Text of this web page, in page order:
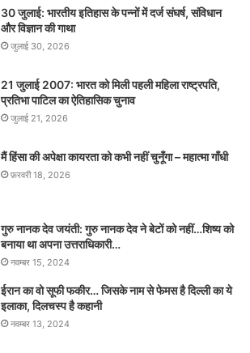
30 जुलाई: भारतीय इतिहास के पन्नों में दर्ज संघर्ष, संविधान
और विज्ञान की गाथा
जुलाई 30, 2026
21 जुलाई 2007: भारत को मिली पहली महिला राष्ट्रपति,
प्रतिभा पाटिल का ऐतिहासिक चुनाव
जुलाई 21, 2026
मैं हिंसा की अपेक्षा कायरता को कभी नहीं चुनूँगा – महात्मा गाँधी
फ़रवरी 18, 2026
गुरु नानक देव जयंती: गुरु नानक देव ने बेटों को नहीं…शिष्य को
बनाया था अपना उत्तराधिकारी…
नवम्बर 15, 2024
ईरान का वो सूफी फकीर… जिसके नाम से फेमस है दिल्ली का ये
इलाका, दिलचस्प है कहानी
नवम्बर 13, 2024